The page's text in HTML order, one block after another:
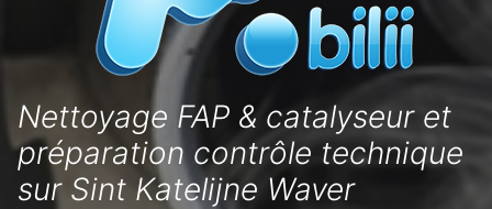
Nettoyage FAP & catalyseur et
préparation contrôle technique
sur Sint Katelijne Waver